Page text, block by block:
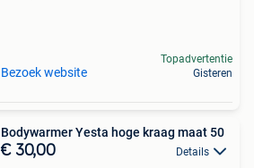
Bezoek website
Topadvertentie
Gisteren
Bodywarmer Yesta hoge kraag maat 50
€ 30,00 Details